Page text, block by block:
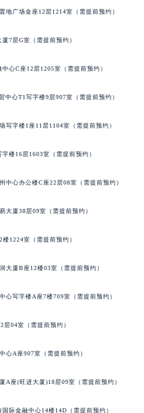
地广场金座12层1214室（需提前预约）
7层G室（需提前预约）
心C座12层1205室（需提前预约）
中心T1写字楼9层907室（需提前预约）
写字楼1座11层1104室（需提前预约）
楼16层1603室（需提前预约）
中心办公楼C座22层08室（需提前预约）
大厦38层09室（需提前预约）
1224室（需提前预约）
大厦B座12楼03室（需提前预约）
心写字楼A座7楼709室（需提前预约）
04室（需提前预约）
心A座907室（需提前预约）
A座(旺进大厦)18层09室（需提前预约）
际金融中心14楼14D（需提前预约）